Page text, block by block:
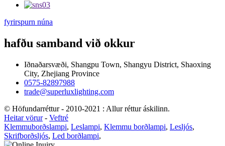
fyrirspurn núna
hafðu samband við okkur
Iðnaðarsvæði, Shangpu Town, Shangyu District, Shaoxing
City, Zhejiang Province
0575-82897988
trade@superluxlighting.com
© Höfundarréttur - 2010-2021 : Allur réttur áskilinn.
Heitar vörur- Veftré
Klemmuborðslampi, Leslampi, Klemmu borðlampi, Lesljós,
Skrifborðsljós, Led borðlampi,